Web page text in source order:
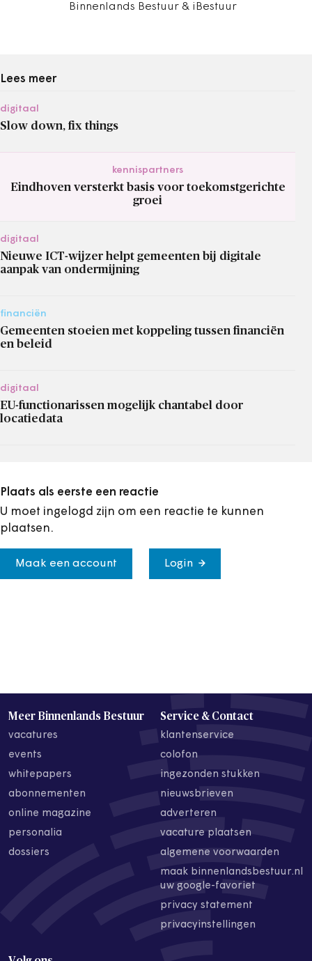
Binnenlands Bestuur & iBestuur
Lees meer
digitaal
Slow down, fix things
kennispartners
Eindhoven versterkt basis voor toekomstgerichte
groei
digitaal
Nieuwe ICT-wijzer helpt gemeenten bij digitale
aanpak van ondermijning
financiën
Gemeenten stoeien met koppeling tussen financiën
en beleid
digitaal
EU-functionarissen mogelijk chantabel door
locatiedata
Plaats als eerste een reactie
U moet ingelogd zijn om een reactie te kunnen
plaatsen.
Maak een account Login
Meer Binnenlands Bestuur
vacatures
events
whitepapers
abonnementen
online magazine
personalia
dossiers
Service & Contact
klantenservice
colofon
ingezonden stukken
nieuwsbrieven
adverteren
vacature plaatsen
algemene voorwaarden
maak binnenlandsbestuur.nl
uw google-favoriet
privacy statement
privacyinstellingen